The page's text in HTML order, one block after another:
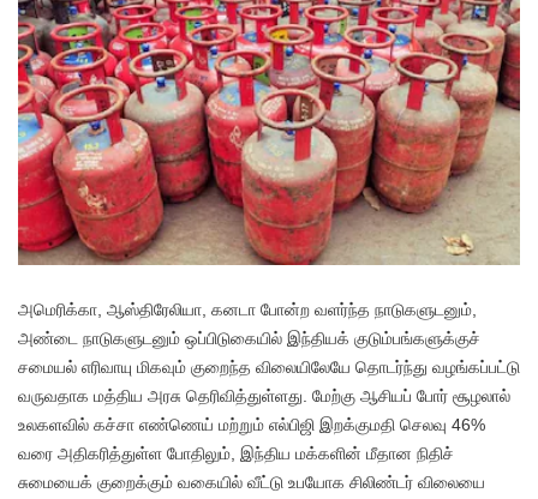
அமெரிக்கா, ஆஸ்திரேலியா, கனடா போன்ற வளர்ந்த நாடுகளுடனும்,
அண்டை நாடுகளுடனும் ஒப்பிடுகையில் இந்தியக் குடும்பங்களுக்குச்
சமையல் எரிவாயு மிகவும் குறைந்த விலையிலேயே தொடர்ந்து வழங்கப்பட்டு
வருவதாக மத்திய அரசு தெரிவித்துள்ளது. மேற்கு ஆசியப் போர் சூழலால்
உலகளவில் கச்சா எண்ணெய் மற்றும் எல்பிஜி இறக்குமதி செலவு 46%
வரை அதிகரித்துள்ள போதிலும், இந்திய மக்களின் மீதான நிதிச்
சுமையைக் குறைக்கும் வகையில் வீட்டு உபயோக சிலிண்டர் விலையை